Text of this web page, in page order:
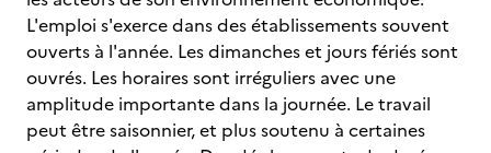
L'emploi s'exerce dans des établissements souvent
ouverts à l'année. Les dimanches et jours fériés sont
ouvrés. Les horaires sont irréguliers avec une
amplitude importante dans la journée. Le travail
peut être saisonnier, et plus soutenu à certaines